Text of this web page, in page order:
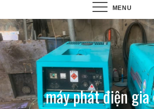
MENU
máy phát điện